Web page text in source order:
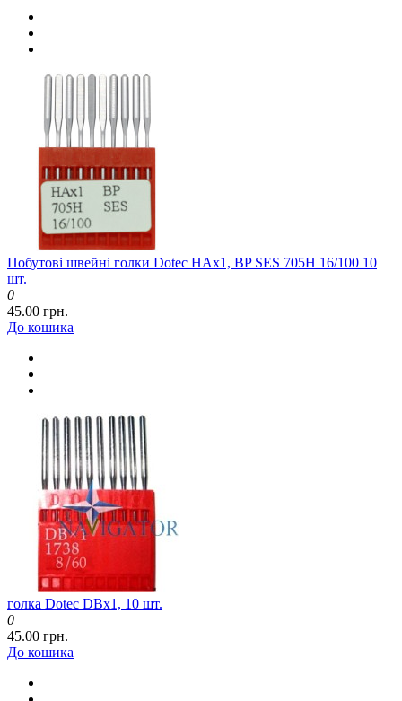
Побутові швейні голки Dotec HAx1, BP SES 705H 16/100 10
шт.
0
45.00 грн.
До кошика
голка Dotec DBx1, 10 шт.
0
45.00 грн.
До кошика